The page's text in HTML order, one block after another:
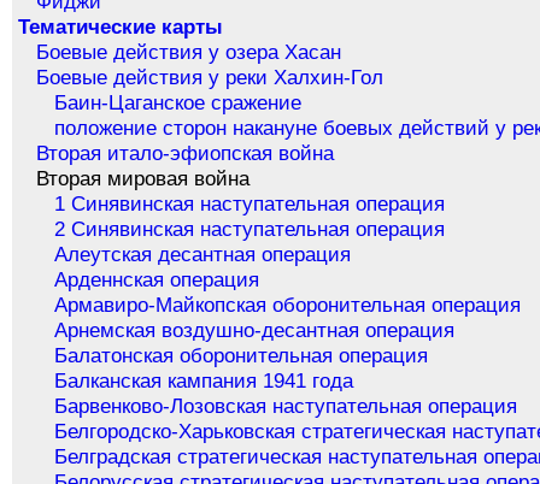
Тематические карты
Боевые действия у озера Хасан
Боевые действия у реки Халхин-Гол
Баин-Цаганское сражение
положение сторон накануне боевых действий у
Вторая итало-эфиопская война
Вторая мировая война
1 Синявинская наступательная операция
2 Синявинская наступательная операция
Алеутская десантная операция
Арденнская операция
Армавиро-Майкопская оборонительная операция
Арнемская воздушно-десантная операция
Балатонская оборонительная операция
Балканская кампания 1941 года
Барвенково-Лозовская наступательная операция
Белгородско-Харьковская стратегическая
Белградская стратегическая наступательная